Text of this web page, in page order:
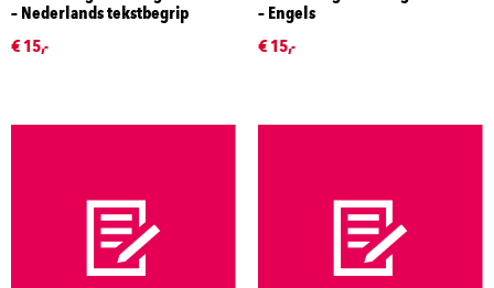
– Nederlands tekstbegrip
€ 15,-
– Engels
€ 15,-